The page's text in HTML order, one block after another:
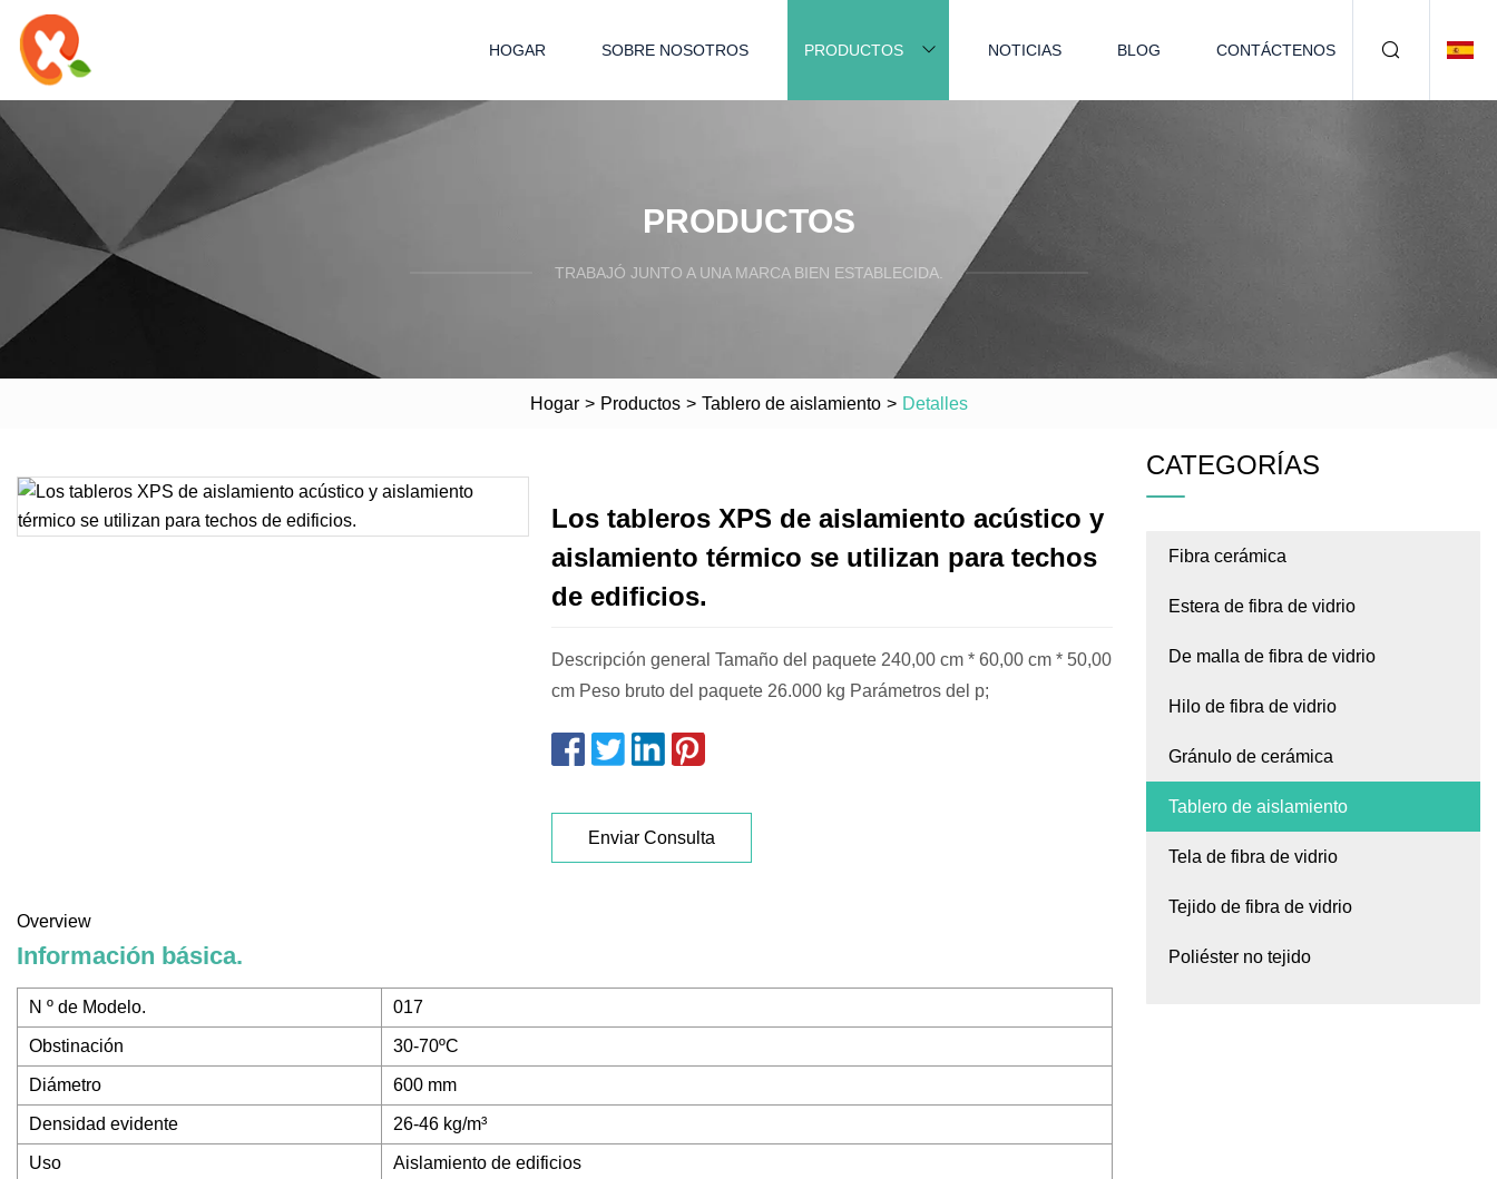
HOGAR SOBRE NOSOTROS PRODUCTOS NOTICIAS BLOG CONTÁCTENOS
PRODUCTOS
TRABAJÓ JUNTO A UNA MARCA BIEN ESTABLECIDA.
Hogar > Productos > Tablero de aislamiento > Detalles
Los tableros XPS de aislamiento acústico y
aislamiento térmico se utilizan para techos
de edificios.
Descripción general Tamaño del paquete 240,00 cm * 60,00 cm * 50,00
cm Peso bruto del paquete 26.000 kg Parámetros del p;
Enviar Consulta
Overview
Información básica.
N º de Modelo. 017
Obstinación 30-70ºC
Diámetro 600 mm
Densidad evidente 26-46 kg/m³
Uso Aislamiento de edificios
CATEGORÍAS
Fibra cerámica
Estera de fibra de vidrio
De malla de fibra de vidrio
Hilo de fibra de vidrio
Gránulo de cerámica
Tablero de aislamiento
Tela de fibra de vidrio
Tejido de fibra de vidrio
Poliéster no tejido